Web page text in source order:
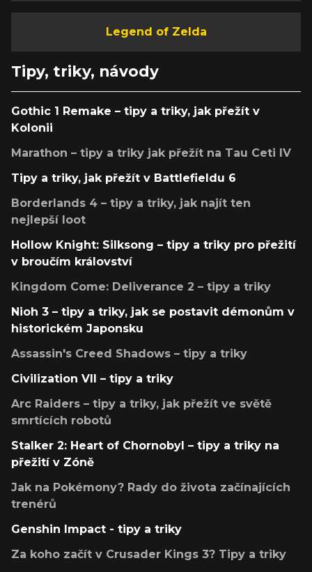
Legend of Zelda
Tipy, triky, návody
Gothic 1 Remake – tipy a triky, jak přežít v
Kolonii
Marathon – tipy a triky jak přežít na Tau Ceti IV
Tipy a triky, jak přežít v Battlefieldu 6
Borderlands 4 – tipy a triky, jak najít ten
nejlepší loot
Hollow Knight: Silksong – tipy a triky pro přežití
v broučím království
Kingdom Come: Deliverance 2 – tipy a triky
Nioh 3 – tipy a triky, jak se postavit démonům v
historickém Japonsku
Assassin's Creed Shadows – tipy a triky
Civilization VII – tipy a triky
Arc Raiders – tipy a triky, jak přežít ve světě
smrtících robotů
Stalker 2: Heart of Chornobyl – tipy a triky na
přežití v Zóně
Jak na Pokémony? Rady do života začínajících
trenérů
Genshin Impact - tipy a triky
Za koho začít v Crusader Kings 3? Tipy a triky